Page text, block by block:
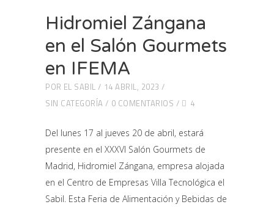
Hidromiel Zángana
en el Salón Gourmets
en IFEMA
POR EL SABIL
14 ABRIL, 2023
SIN CATEGORÍA
0 COMENTARIOS 4
Del lunes 17 al jueves 20 de abril, estará
presente en el XXXVI Salón Gourmets de
Madrid, Hidromiel Zángana, empresa alojada
en el Centro de Empresas Villa Tecnológica el
Sabil. Esta Feria de Alimentación y Bebidas de